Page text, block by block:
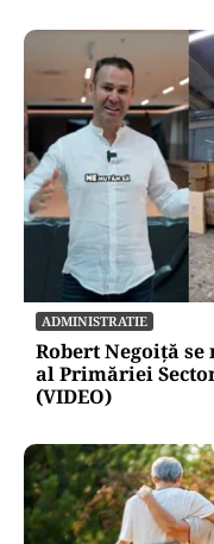
ADMINISTRATIE
Robert Negoiță
al Primăriei
(VIDEO)